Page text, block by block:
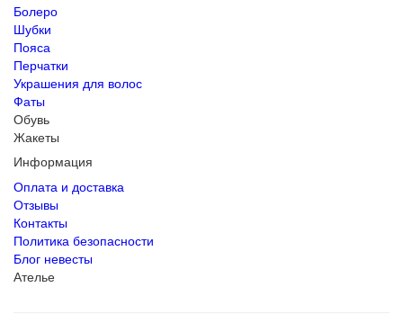
Болеро
Шубки
Пояса
Перчатки
Украшения для волос
Фаты
Обувь
Жакеты
Информация
Оплата и доставка
Отзывы
Контакты
Политика безопасности
Блог невесты
Ателье